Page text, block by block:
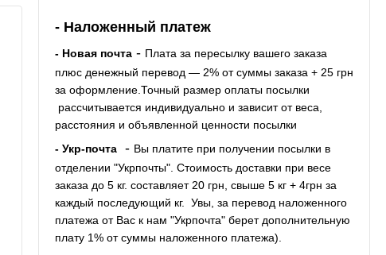
- Наложенный платеж
- Новая почта- Плата за пересылку вашего заказа
плюс денежный перевод — 2% от суммы заказа + 25 грн
за оформление.Точный размер оплаты посылки
рассчитывается индивидуально и зависит от веса,
расстояния и объявленной ценности посылки
- Укр-почта- Вы платите при получении посылки в
отделении "Укрпочты". Стоимость доставки при весе
заказа до 5 кг. составляет 20 грн, свыше 5 кг + 4грн за
каждый последующий кг. Увы, за перевод наложенного
платежа от Вас к нам "Укрпочта" берет дополнительную
плату 1% от суммы наложенного платежа).